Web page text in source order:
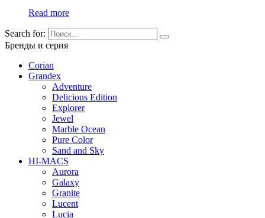
Read more
Search for:
Бренды и серия
Corian
Grandex
Adventure
Delicious Edition
Explorer
Jewel
Marble Ocean
Pure Color
Sand and Sky
HI-MACS
Aurora
Galaxy
Granite
Lucent
Lucia